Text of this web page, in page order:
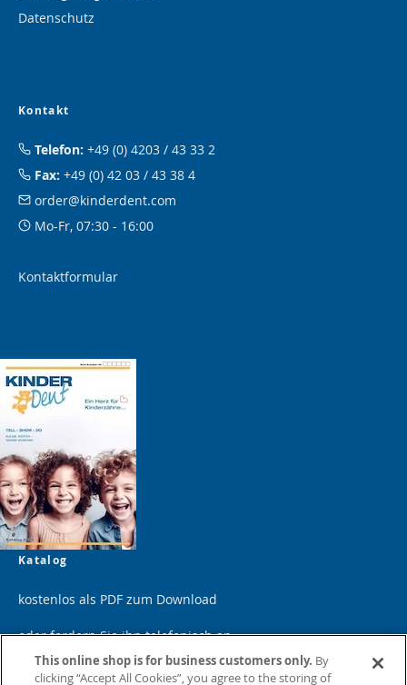
Datenschutz
Kontakt
Telefon: +49 (0) 4203 / 43 33 2
Fax: +49 (0) 42 03 / 43 38 4
order@kinderdent.com
Mo-Fr, 07:30 - 16:00
Kontaktformular
Katalog
kostenlos als PDF zum Download
oder fordern Sie ihn telefonisch an
This online shop is for business customers only. By
clicking “Accept All Cookies”, you agree to the storing of